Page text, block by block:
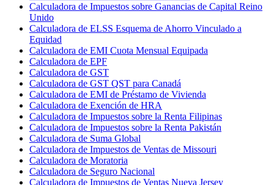
Calculadora de Impuestos sobre Ganancias de Capital Reino
Unido
Calculadora de ELSS Esquema de Ahorro Vinculado a
Equidad
Calculadora de EMI Cuota Mensual Equipada
Calculadora de EPF
Calculadora de GST
Calculadora de GST QST para Canadá
Calculadora de EMI de Préstamo de Vivienda
Calculadora de Exención de HRA
Calculadora de Impuestos sobre la Renta Filipinas
Calculadora de Impuestos sobre la Renta Pakistán
Calculadora de Suma Global
Calculadora de Impuestos de Ventas de Missouri
Calculadora de Moratoria
Calculadora de Seguro Nacional
Calculadora de Impuestos de Ventas Nueva Jersey